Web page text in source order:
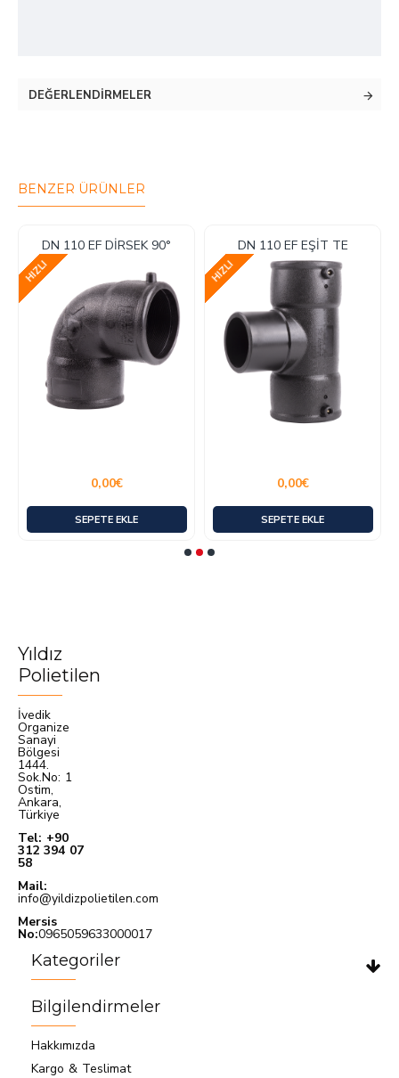
DEĞERLENDIRMELER
BENZER ÜRÜNLER
DN 110 EF DİRSEK 90°
HIZLI
0,00€
SEPETE EKLE
DN 110 EF EŞİT TE
HIZLI
0,00€
SEPETE EKLE
Yıldız
Polietilen
İvedik
Organize
Sanayi
Bölgesi
1444.
Sok.No: 1
Ostim,
Ankara,
Türkiye
Tel: +90
312 394 07
58
Mail:
info@yildizpolietilen.com
Mersis
No:0965059633000017
Kategoriler
Bilgilendirmeler
Hakkımızda
Kargo & Teslimat